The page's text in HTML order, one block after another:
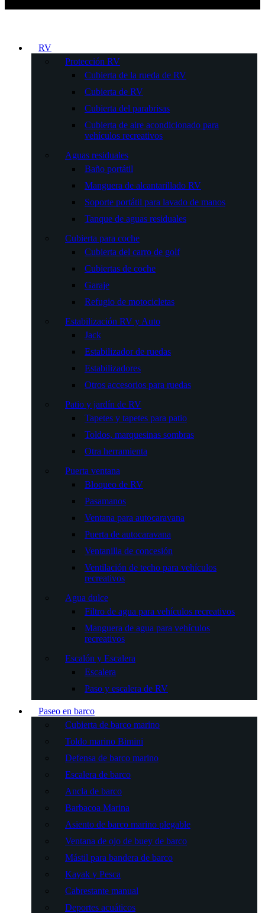
RV
Protección RV
Cubierta de la rueda de RV
Cubierta de RV
Cubierta del parabrisas
Cubierta de aire acondicionado para
vehículos recreativos
Aguas residuales
Baño portátil
Manguera de alcantarillado RV
Soporte portátil para lavado de manos
Tanque de aguas residuales
Cubierta para coche
Cubierta del carro de golf
Cubiertas de coche
Garaje
Refugio de motocicletas
Estabilización RV y Auto
Jack
Estabilizador de ruedas
Estabilizadores
Otros accesorios para ruedas
Patio y jardín de RV
Tapetes y tapetes para patio
Toldos, marquesinas sombras
Otra herramienta
Puerta ventana
Bloqueo de RV
Pasamanos
Ventana para autocaravana
Puerta de autocaravana
Ventanilla de concesión
Ventilación de techo para vehículos
recreativos
Agua dulce
Filtro de agua para vehículos recreativos
Manguera de agua para vehículos
recreativos
Escalón y Escalera
Escalera
Paso y escalera de RV
Paseo en barco
Cubierta de barco marino
Toldo marino Bimini
Defensa de barco marino
Escalera de barco
Ancla de barco
Barbacoa Marina
Asiento de barco marino plegable
Ventana de ojo de buey de barco
Mástil para bandera de barco
Kayak y Pesca
Cabrestante manual
Deportes acuáticos